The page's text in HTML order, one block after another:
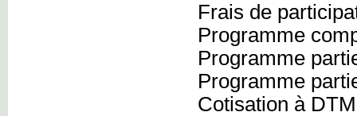
Frais de
Programme
Programme
Programme
Cotisation à